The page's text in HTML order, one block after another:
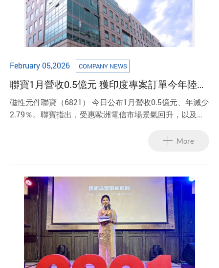
February 05,2026 COMPANY NEWS
聯寶1月營收0.5億元 獲印度專案訂單今年陸續
出貨
磁性元件聯寶（6821） 今日公布1月營收0.5億元、年減少
2.79％。聯寶指出，受惠歐洲電信市場景氣回升，以及各
變壓器等磁性元件產品出貨維持一定動能，且隨著全球網
加上集團成功接獲印度地區專案訂單，相關產品已開始陸
續出貨，帶動旗下磁性元件產品出貨表現穩健推進，助力
集團持續擴展海外市場成長動能。
More